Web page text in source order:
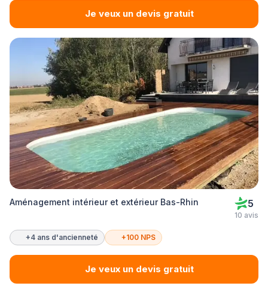
Je veux un devis gratuit
Aménagement intérieur et extérieur Bas-Rhin 5
10 avis
+4 ans d'ancienneté +100 NPS
Je veux un devis gratuit